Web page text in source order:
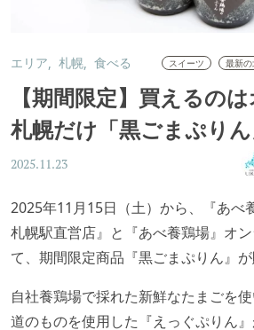
エリア 札幌 食べる スイーツ 最新
【期間限定】買えるの
札幌だけ「黒ごまぷりん
2025.11.23
2025年11月15日（土）から、『あべ
札幌駅直営店』と『あべ養鶏場』オ
て、期間限定商品『黒ごまぷりん』が
自社養鶏場で採れた新鮮なたまごを
道のものを使用した『えっぐぷりん